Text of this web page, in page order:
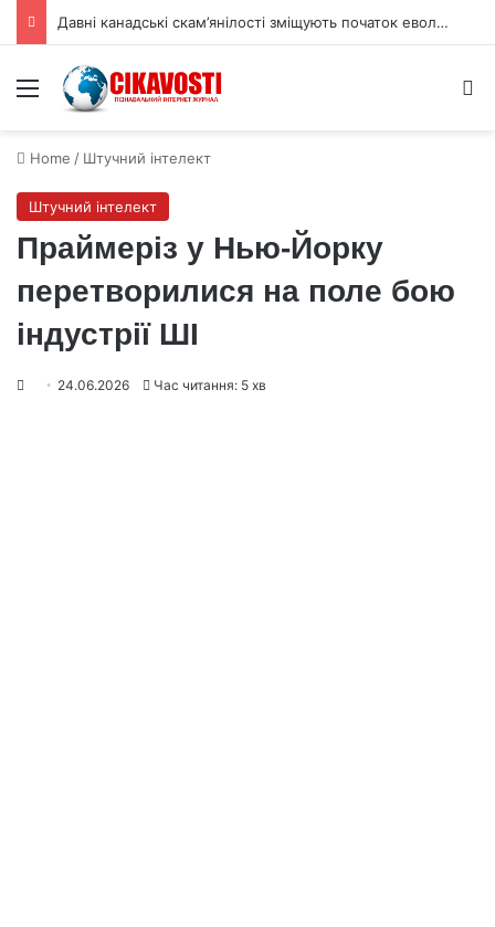
Давні канадські скам’янілості зміщують початок еволюції тварин
Menu
Home / Штучний інтелект
Штучний інтелект
Праймеріз у Нью-Йорку
перетворилися на поле бою
індустрії ШІ
24.06.2026 Час читання: 5 хв